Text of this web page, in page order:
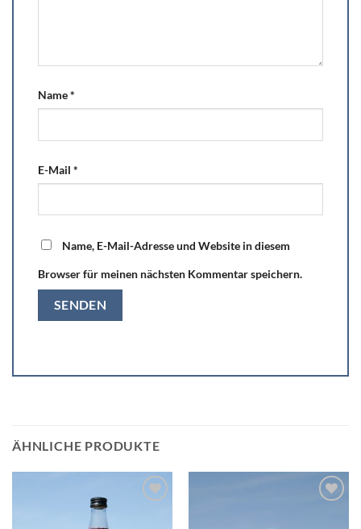
Name*
E-Mail *
Name, E-Mail-Adresse und Website in diesem
Browser für meinen nächsten Kommentar speichern.
ÄHNLICHE PRODUKTE